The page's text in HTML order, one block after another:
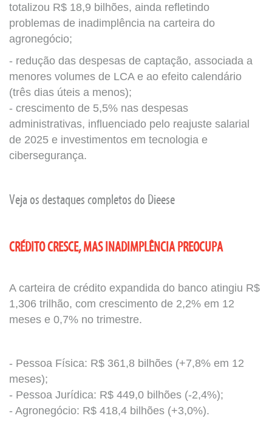
totalizou R$ 18,9 bilhões, ainda refletindo
problemas de inadimplência na carteira do
agronegócio;
- redução das despesas de captação, associada a
menores volumes de LCA e ao efeito calendário
(três dias úteis a menos);
- crescimento de 5,5% nas despesas
administrativas, influenciado pelo reajuste salarial
de 2025 e investimentos em tecnologia e
cibersegurança.
Veja os destaques completos do Dieese
CRÉDITO CRESCE, MAS INADIMPLÊNCIA PREOCUPA
A carteira de crédito expandida do banco atingiu R$
1,306 trilhão, com crescimento de 2,2% em 12
meses e 0,7% no trimestre.
- Pessoa Física: R$ 361,8 bilhões (+7,8% em 12
meses);
- Pessoa Jurídica: R$ 449,0 bilhões (-2,4%);
- Agronegócio: R$ 418,4 bilhões (+3,0%).